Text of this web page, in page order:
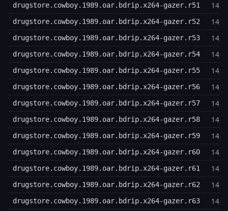
drugstore.cowboy.1989.oar.bdrip.x264-gazer.r51
drugstore.cowboy.1989.oar.bdrip.x264-gazer.r52
drugstore.cowboy.1989.oar.bdrip.x264-gazer.r53
drugstore.cowboy.1989.oar.bdrip.x264-gazer.r54
drugstore.cowboy.1989.oar.bdrip.x264-gazer.r55
drugstore.cowboy.1989.oar.bdrip.x264-gazer.r56
drugstore.cowboy.1989.oar.bdrip.x264-gazer.r57
drugstore.cowboy.1989.oar.bdrip.x264-gazer.r58
drugstore.cowboy.1989.oar.bdrip.x264-gazer.r59
drugstore.cowboy.1989.oar.bdrip.x264-gazer.r60
drugstore.cowboy.1989.oar.bdrip.x264-gazer.r61
drugstore.cowboy.1989.oar.bdrip.x264-gazer.r62
drugstore.cowboy.1989.oar.bdrip.x264-gazer.r63